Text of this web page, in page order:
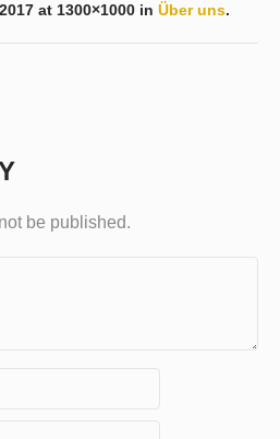
at 1300×1000 in Über uns.
be published.